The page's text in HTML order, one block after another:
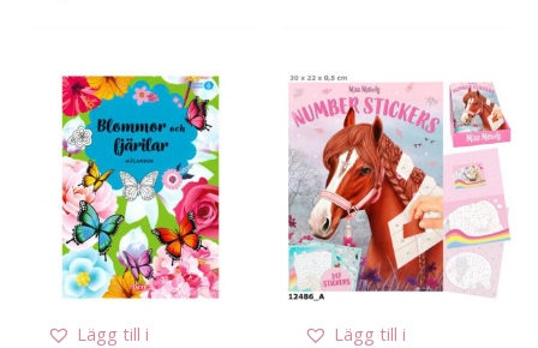
Lägg till i
Lägg till i